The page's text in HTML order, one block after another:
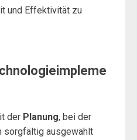
und Effektivität zu
der Planung, bei der
sorgfältig ausgewählt